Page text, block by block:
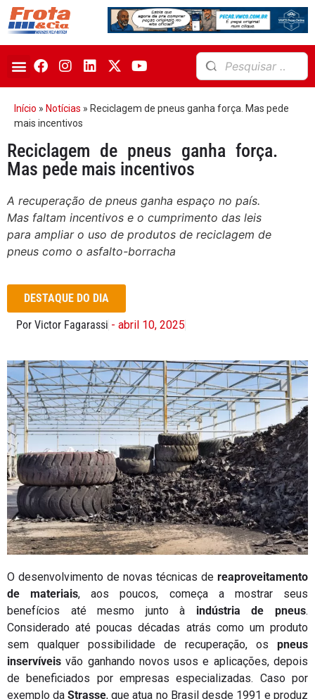
Início » Notícias » Reciclagem de pneus ganha força. Mas pede
mais incentivos
Reciclagem de pneus ganha força.
Mas pede mais incentivos
A recuperação de pneus ganha espaço no país.
Mas faltam incentivos e o cumprimento das leis
para ampliar o uso de produtos de reciclagem de
pneus como o asfalto-borracha
DESTAQUE DO DIA
Por Victor Fagarassi - abril 10, 2025
O desenvolvimento de novas técnicas de reaproveitamento
de materiais, aos poucos, começa a mostrar seus
benefícios até mesmo junto à indústria de pneus.
Considerado até poucas décadas atrás como um produto
sem qualquer possibilidade de recuperação, os pneus
inservíveis vão ganhando novos usos e aplicações, depois
de beneficiados por empresas especializadas. Caso por
exemplo daStrasse, que atua no Brasil desde 1991 e produz